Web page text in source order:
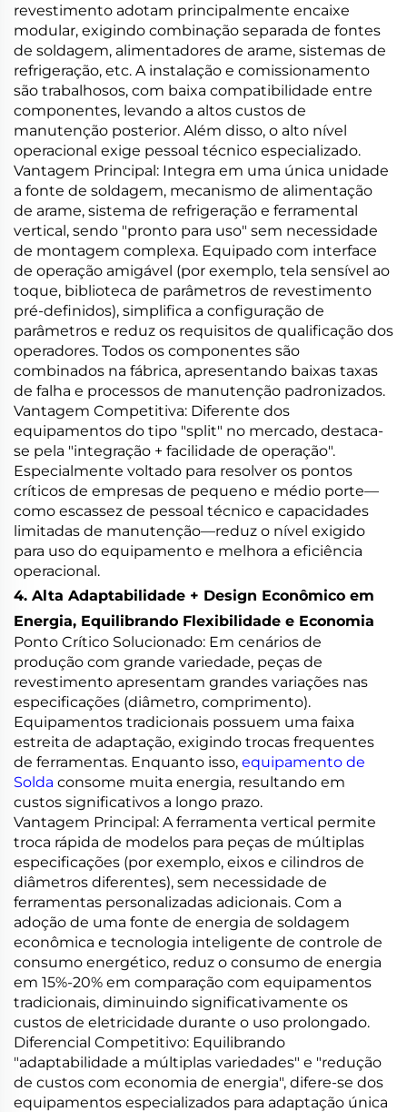
revestimento adotam principalmente encaixe
modular, exigindo combinação separada de fontes
de soldagem, alimentadores de arame, sistemas de
refrigeração, etc. A instalação e comissionamento
são trabalhosos, com baixa compatibilidade entre
componentes, levando a altos custos de
manutenção posterior. Além disso, o alto nível
operacional exige pessoal técnico especializado.
Vantagem Principal: Integra em uma única unidade
a fonte de soldagem, mecanismo de alimentação
de arame, sistema de refrigeração e ferramental
vertical, sendo "pronto para uso" sem necessidade
de montagem complexa. Equipado com interface
de operação amigável (por exemplo, tela sensível ao
toque, biblioteca de parâmetros de revestimento
pré-definidos), simplifica a configuração de
parâmetros e reduz os requisitos de qualificação dos
operadores. Todos os componentes são
combinados na fábrica, apresentando baixas taxas
de falha e processos de manutenção padronizados.
Vantagem Competitiva: Diferente dos
equipamentos do tipo "split" no mercado, destaca-
se pela "integração + facilidade de operação".
Especialmente voltado para resolver os pontos
críticos de empresas de pequeno e médio porte—
como escassez de pessoal técnico e capacidades
limitadas de manutenção—reduz o nível exigido
para uso do equipamento e melhora a eficiência
operacional.
4. Alta Adaptabilidade + Design Econômico em
Energia, Equilibrando Flexibilidade e Economia
Ponto Crítico Solucionado: Em cenários de
produção com grande variedade, peças de
revestimento apresentam grandes variações nas
especificações (diâmetro, comprimento).
Equipamentos tradicionais possuem uma faixa
estreita de adaptação, exigindo trocas frequentes
de ferramentas. Enquanto isso, equipamento de
Solda consome muita energia, resultando em
custos significativos a longo prazo.
Vantagem Principal: A ferramenta vertical permite
troca rápida de modelos para peças de múltiplas
especificações (por exemplo, eixos e cilindros de
diâmetros diferentes), sem necessidade de
ferramentas personalizadas adicionais. Com a
adoção de uma fonte de energia de soldagem
econômica e tecnologia inteligente de controle de
consumo energético, reduz o consumo de energia
em 15%-20% em comparação com equipamentos
tradicionais, diminuindo significativamente os
custos de eletricidade durante o uso prolongado.
Diferencial Competitivo: Equilibrando
"adaptabilidade a múltiplas variedades" e "redução
de custos com economia de energia", difere-se dos
equipamentos especializados para adaptação única